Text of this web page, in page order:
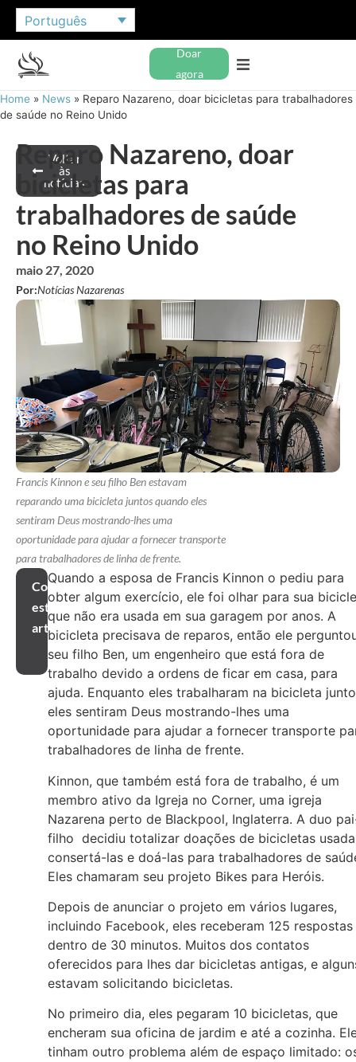
Português
Doar
agora
Home » News » Reparo Nazareno, doar bicicletas para trabalhadores
de saúde no Reino Unido
Voltar
às
notícias
Reparo Nazareno, doar
bicicletas para
trabalhadores de saúde
no Reino Unido
maio 27, 2020
Por:Notícias Nazarenas
Francis Kinnon e seu filho Ben estavam
reparando uma bicicleta juntos quando eles
sentiram Deus mostrando-lhes uma
oportunidade para ajudar a fornecer transporte
para trabalhadores de linha de frente.
Compartilhar
este
artigo
Quando a esposa de Francis Kinnon o pediu para
obter algum exercício, ele foi olhar para sua
que não era usada em sua garagem por anos. A
bicicleta precisava de reparos, então ele
seu filho Ben, um engenheiro que está fora de
trabalho devido a ordens de ficar em casa, para
ajuda. Enquanto eles trabalharam na bicicleta
eles sentiram Deus mostrando-lhes uma
oportunidade para ajudar a fornecer transporte
trabalhadores de linha de frente.
Kinnon, que também está fora de trabalho, é um
membro ativo da Igreja no Corner, uma igreja
Nazarena perto de Blackpool, Inglaterra. A duo
filho decidiu totalizar doações de bicicletas
consertá-las e doá-las para trabalhadores de
Eles chamaram seu projeto Bikes para Heróis.
Depois de anunciar o projeto em vários lugares,
incluindo Facebook, eles receberam 125 respostas
dentro de 30 minutos. Muitos dos contatos
oferecidos para lhes dar bicicletas antigas, e
estavam solicitando bicicletas.
No primeiro dia, eles pegaram 10 bicicletas, que
encheram sua oficina de jardim e até a cozinha.
tinham outro problema além de espaço limitado: